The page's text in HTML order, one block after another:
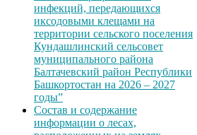
инфекций, передающихся
иксодовыми клещами на
территории сельского поселения
Кундашлинский сельсовет
муниципального района
Балтачевский район Республики
Башкортостан на 2026 – 2027
годы”
Состав и содержание
информации о лесах,